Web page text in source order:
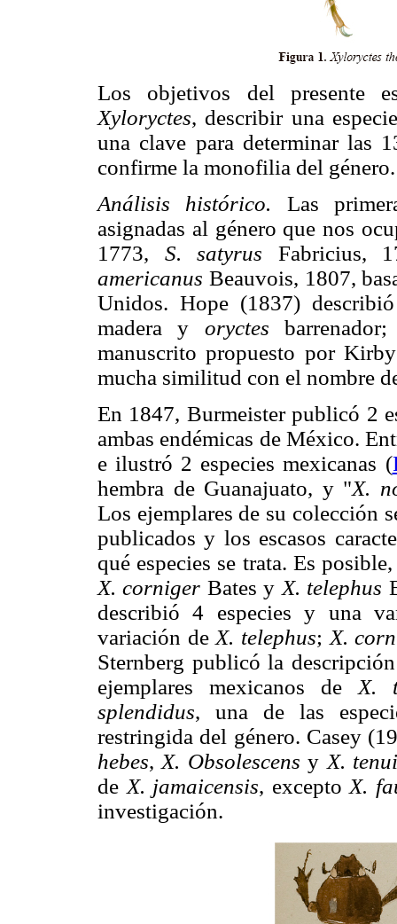
Los objetivos del presente
Xyloryctes, describir una
una clave para determinar las
confirme la monofilia del género.
Análisis histórico. Las
asignadas al género que nos
1773, S. satyrus Fabricius,
americanus Beauvois, 1807,
Unidos. Hope (1837)
madera y oryctes
manuscrito propuesto por
mucha similitud con el nombre
En 1847, Burmeister publicó 2
ambas endémicas de México.
e ilustró 2 especies mexicanas (
hembra de Guanajuato, y "X.
Los ejemplares de su colección
publicados y los escasos
qué especies se trata. Es
X. corniger Bates y X. telephus
describió 4 especies y una
variación de X. telephus; X.
Sternberg publicó la
ejemplares mexicanos de X.
splendidus, una de las
restringida del género. Casey
hebes, X. Obsolescens y X.
de X. jamaicensis, excepto X.
investigación.